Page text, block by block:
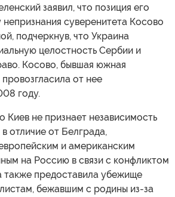
заявил, что позиция его
суверенитета Косово
подчеркнув, что Украина
целостность Сербии и
Косово, бывшая южная
от нее
году.
Киев не признает независимость
отличие от Белграда,
и американским
на Россию в связи с конфликтом
также предоставила убежище
бежавшим с родины из-за